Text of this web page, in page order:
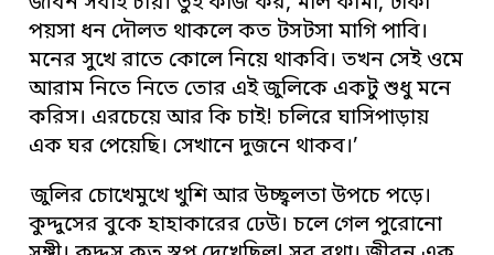
পয়সা ধন দৌলত থাকলে কত টসটসা মাগি পাবি।
মনের সুখে রাতে কোলে নিয়ে থাকবি। তখন সেই ওমে
আরাম নিতে নিতে তোর এই জুলিকে একটু শুধু মনে
করিস। এরচেয়ে আর কি চাই! চলিরে ঘাসিপাড়ায়
এক ঘর পেয়েছি। সেখানে দুজনে থাকব।’
জুলির চোখেমুখে খুশি আর উচ্ছ্বলতা উপচে পড়ে।
কুদ্দুসের বুকে হাহাকারের ঢেউ। চলে গেল পুরোনো